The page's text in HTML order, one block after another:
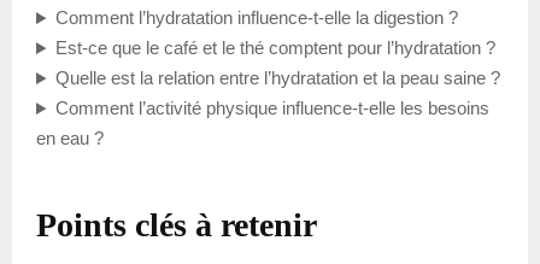
Comment l’hydratation influence-t-elle la digestion ?
Est-ce que le café et le thé comptent pour l’hydratation ?
Quelle est la relation entre l’hydratation et la peau saine ?
Comment l’activité physique influence-t-elle les besoins
en eau ?
Points clés à retenir